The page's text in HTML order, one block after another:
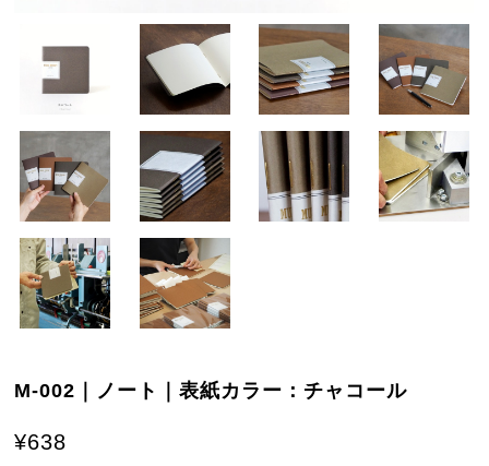
M-002｜ノート｜表紙カラー：チャコール
¥638